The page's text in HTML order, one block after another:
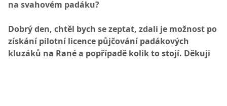
na svahovém padáku?
Dobrý den, chtěl bych se zeptat, zdali je možnost po
získání pilotní licence půjčování padákových
kluzáků na Rané a popřípadě kolik to stojí. Děkuji